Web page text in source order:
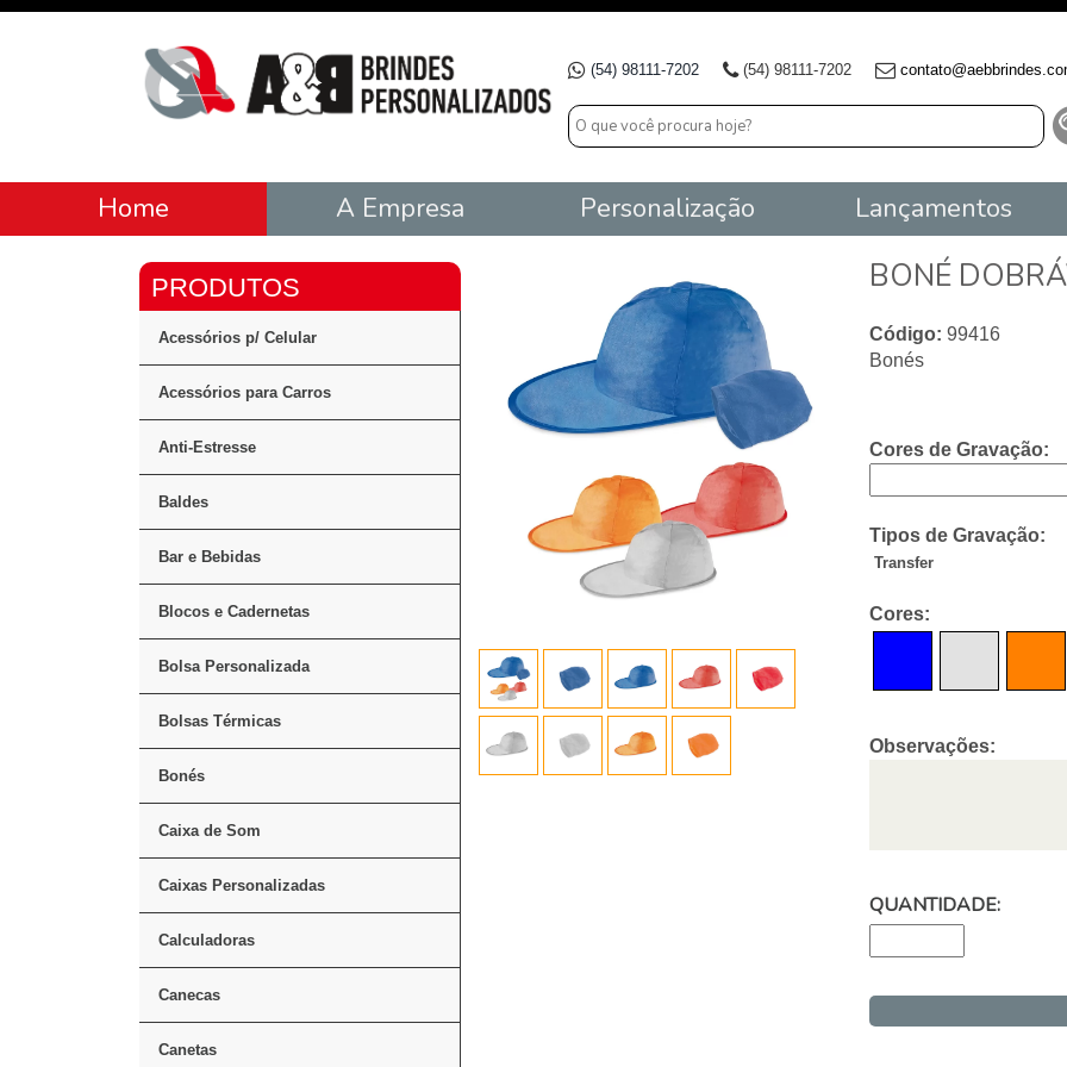
(54) 98111-7202 (54) 98111-7202
Home A Empresa Personalização Lançamentos
Acessórios p/ Celular
Acessórios para Carros
Anti-Estresse
Baldes
Bar e Bebidas
Blocos e Cadernetas
Bolsa Personalizada
Bolsas Térmicas
Bonés
Caixa de Som
Caixas Personalizadas
Calculadoras
Canecas
Canetas
BONÉ
Código: 99416
Bonés
Cores de Gravação:
Tipos de Gravação:
Transfer
Cores:
Observações:
QUANTIDADE: